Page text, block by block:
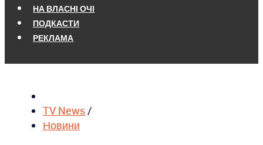
НА ВЛАСНІ ОЧІ
ПОДКАСТИ
РЕКЛАМА
TV News/
Новини